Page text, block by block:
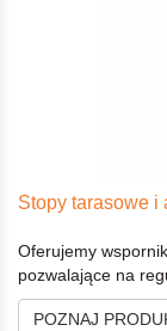
Stopy tarasowe i
Oferujemy
pozwalające na
POZNAJ